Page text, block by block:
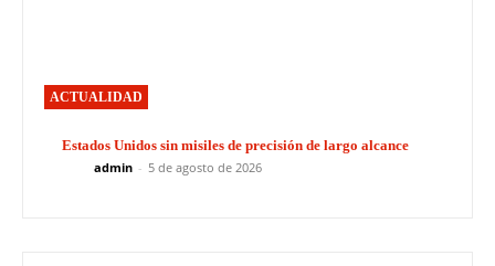
ACTUALIDAD
Estados Unidos sin misiles de precisión de largo alcance
admin - 5 de agosto de 2026